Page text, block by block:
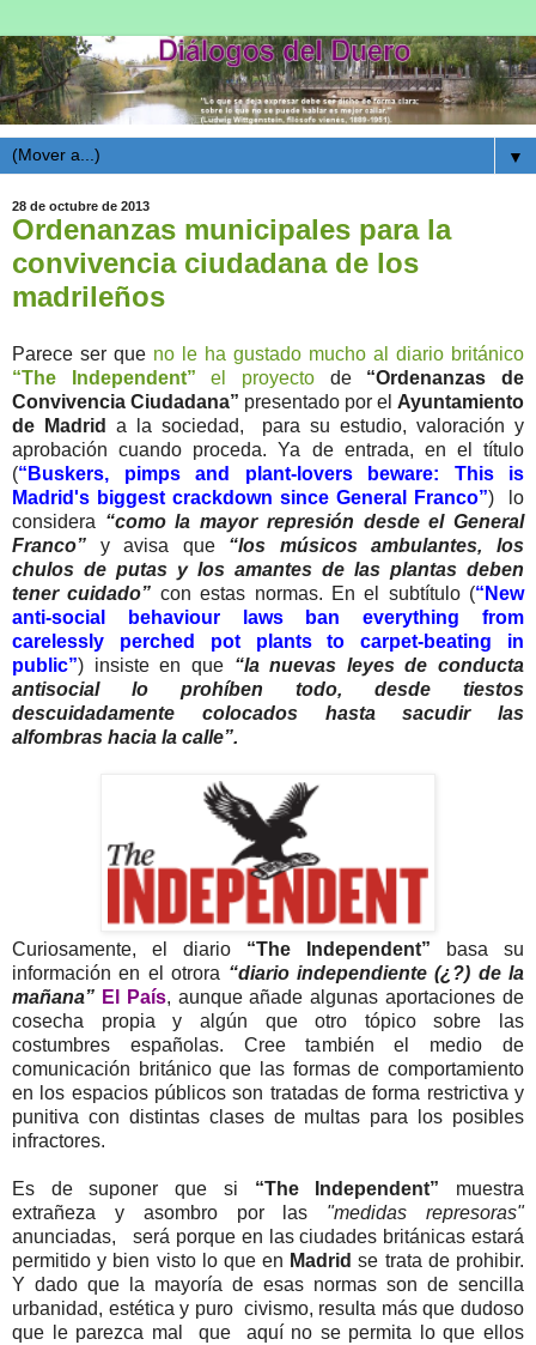
▼
28 de octubre de 2013
Ordenanzas municipales para la
convivencia ciudadana de los
madrileños
Parece ser que no le ha gustado mucho al diario británico
“The Independent” el proyecto de “Ordenanzas de
Convivencia Ciudadana” presentado por el Ayuntamiento
de Madrid
a la sociedad, para su estudio, valoración y
aprobación cuando proceda. Ya de entrada, en el título
(“Buskers, pimps and plant-lovers beware: This is
Madrid's biggest crackdown since General Franco”) lo
considera “como la mayor represión desde el General
Franco” y avisa que “los músicos ambulantes, los
chulos de putas y los amantes de las plantas deben
tener cuidado” con estas normas. En el subtítulo (“New
anti-social behaviour laws ban everything from
carelessly perched pot plants to carpet-beating in
public”) insiste en que “la nuevas leyes de conducta
antisocial lo prohíben todo, desde tiestos
descuidadamente colocados hasta sacudir las
alfombras hacia la calle”.
Curiosamente, el diario “The Independent”
basa su
información en el otrora “diario independiente (¿?) de la
mañana” El País, aunque añade algunas aportaciones de
cosecha propia y algún que otro tópico sobre las
costumbres españolas. Cree también el medio de
comunicación británico que las formas de comportamiento
en los espacios públicos son tratadas de forma restrictiva y
punitiva con distintas clases de multas para los posibles
infractores.
Es de suponer que si “The Independent” muestra
extrañeza y asombro por las "medidas represoras"
anunciadas, será porque en las ciudades británicas estará
permitido y bien visto lo que en Madrid se trata de prohibir.
Y dado que la mayoría de esas normas son de sencilla
urbanidad, estética y puro civismo, resulta más que dudoso
que le parezca mal que aquí no se permita lo que ellos